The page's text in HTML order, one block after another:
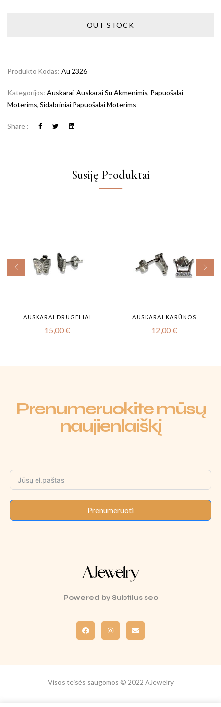
OUT STOCK
Produkto Kodas: Au 2326
Kategorijos: Auskarai, Auskarai Su Akmenimis, Papuošalai
Moterims, Sidabriniai Papuošalai Moterims
Share :
Susiję Produktai
AUSKARAI DRUGELIAI
15,00€
AUSKARAI KARŪNOS
12,00€
Prenumeruokite mūsų
naujienlaiškį
Prenumeruoti
Powered bySubtilus seo
Visos teisės saugomos © 2022 AJewelry